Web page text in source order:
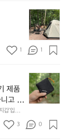
의 밤
도
자
연
속
에
의
휴
식
에
도
이
첫
모
토
솔
캠
☺️
미
니
미
멀
👌🏼
1 1
제품
고 싶
주 미
중하
걸
갑’입니
, 색감
느라 책
이
걸
처
음
든
3 0